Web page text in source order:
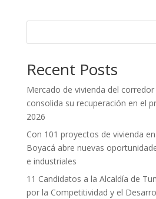
Recent Posts
Mercado de vivienda del
consolida su recuperación en el
2026
Con 101 proyectos de vivienda
Boyacá abre nuevas
e industriales
11 Candidatos a la Alcaldía de
por la Competitividad y el